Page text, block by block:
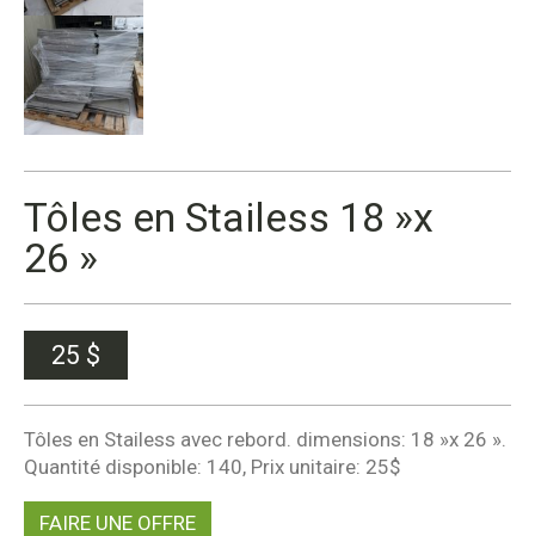
Tôles en Stailess 18 »x
26 »
25 $
Tôles en Stailess avec rebord. dimensions: 18 »x 26 ».
Quantité disponible: 140, Prix unitaire: 25$
FAIRE UNE OFFRE